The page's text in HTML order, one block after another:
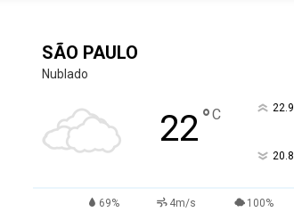
SÃO PAULO
Nublado
22°C 22.9
20.8
69% 4m/s 100%